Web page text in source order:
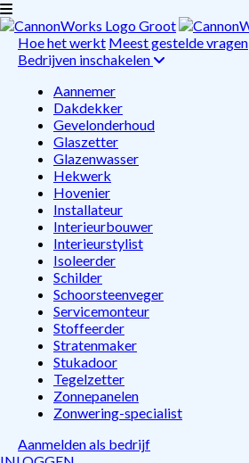
Hoe het werkt Meest gestelde vragen
Bedrijven inschakelen
Aannemer
Dakdekker
Gevelonderhoud
Glaszetter
Glazenwasser
Hekwerk
Hovenier
Installateur
Interieurbouwer
Interieurstylist
Isoleerder
Schilder
Schoorsteenveger
Servicemonteur
Stoffeerder
Stratenmaker
Stukadoor
Tegelzetter
Zonnepanelen
Zonwering-specialist
Aanmelden als bedrijf